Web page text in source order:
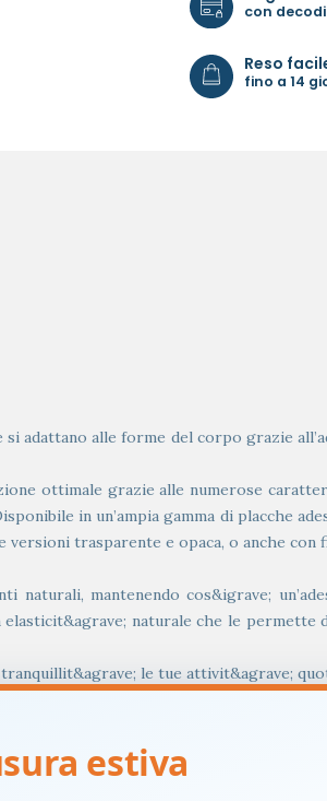
con
Reso
fino a 14
adattano alle forme del corpo grazie
ottimale grazie alle numerose
in un’ampia gamma di placche
trasparente e opaca, o anche con
mantenendo cos&igrave;
naturale che le
le tue attivit&agrave;
ossia il materiale tessile. &Egrave;
per stomia pi&ugrave; simile a un
la tonalit&agrave; giusta per la
un accessorio personale che
estiva